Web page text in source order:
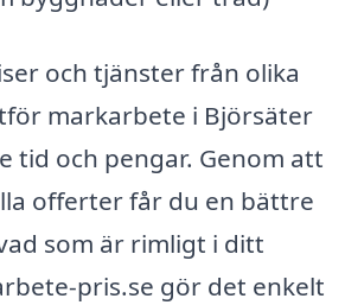
och tjänster från olika
markarbete i Björsäter
tid och pengar. Genom att
offerter får du en bättre
som är rimligt i ditt
pris.se gör det enkelt